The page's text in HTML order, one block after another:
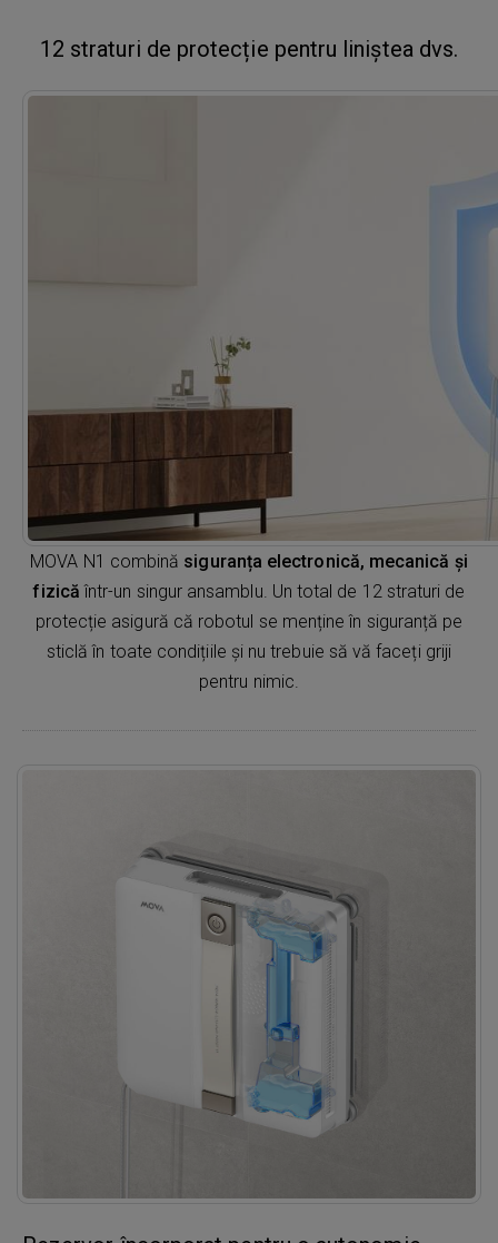
12 straturi de protecție pentru liniștea dvs.
MOVA N1 combină siguranța electronică, mecanică și
fizică într-un singur ansamblu. Un total de 12 straturi de
protecție asigură că robotul se menține în siguranță pe
sticlă în toate condițiile și nu trebuie să vă faceți griji
pentru nimic.